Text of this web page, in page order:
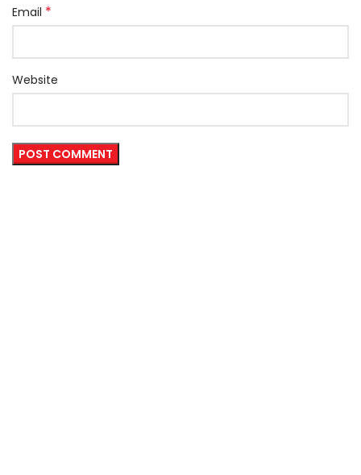
Email *
Website